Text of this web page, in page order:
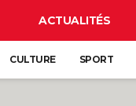
ACTUALITÉS
CULTURE SPORT